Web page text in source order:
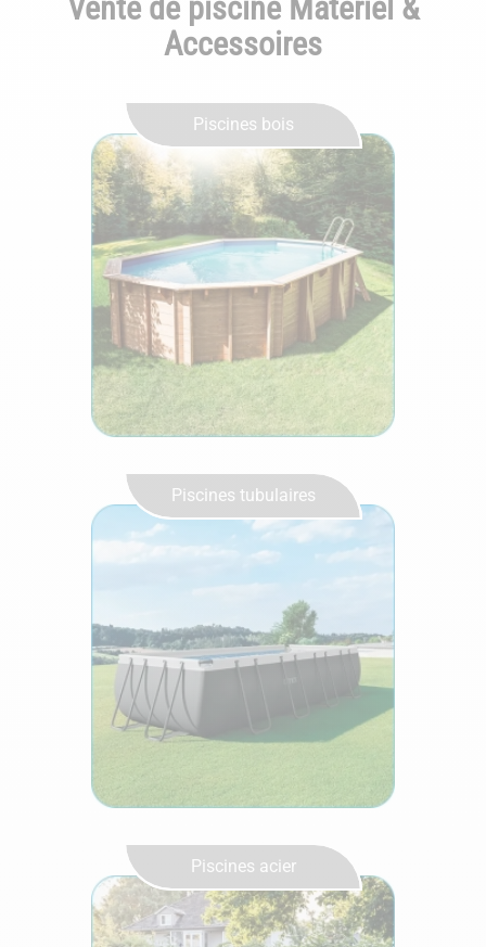
Vente de piscine Matériel &
Accessoires
Piscines bois
Piscines tubulaires
Piscines acier